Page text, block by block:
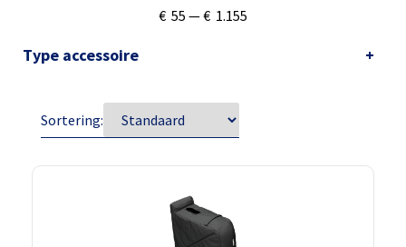
€ 55 —€ 1.155
Type accessoire
Sortering: